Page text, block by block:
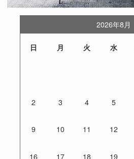
2026年8月
日 月 火 水
2 3 4 5
9 10 11 12
16 17 18 19